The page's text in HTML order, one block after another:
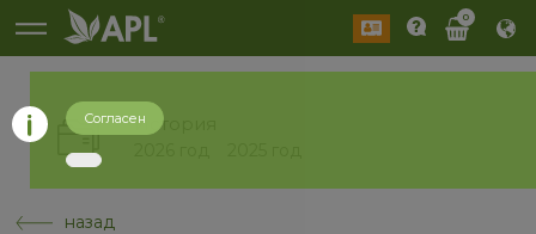
0
История
назад
Согласен